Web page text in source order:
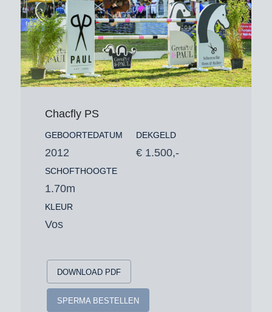
Chacfly PS
GEBOORTEDATUM
2012
SCHOFTHOOGTE
1.70m
KLEUR
Vos
DEKGELD
€ 1.500,-
DOWNLOAD PDF
SPERMA BESTELLEN